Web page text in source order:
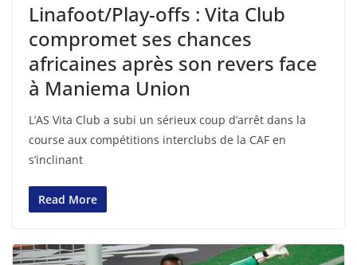
Linafoot/Play-offs : Vita Club
compromet ses chances
africaines après son revers face
à Maniema Union
L’AS Vita Club a subi un sérieux coup d’arrêt dans la
course aux compétitions interclubs de la CAF en
s’inclinant
Read More